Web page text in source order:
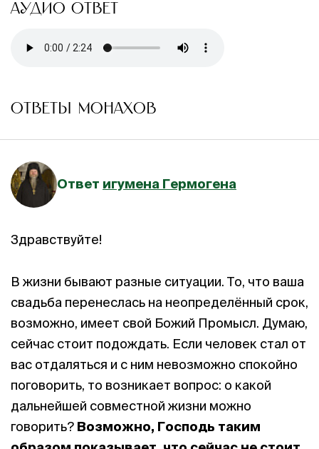
АУДИО ОТВЕТ
ОТВЕТЫ МОНАХОВ
Ответ игумена Гермогена
Здравствуйте!
В жизни бывают разные ситуации. То, что ваша
свадьба перенеслась на неопределённый срок,
возможно, имеет свой Божий Промысл. Думаю,
сейчас стоит подождать. Если человек стал от
вас отдаляться и с ним невозможно спокойно
поговорить, то возникает вопрос: о какой
дальнейшей совместной жизни можно
говорить? Возможно, Господь таким